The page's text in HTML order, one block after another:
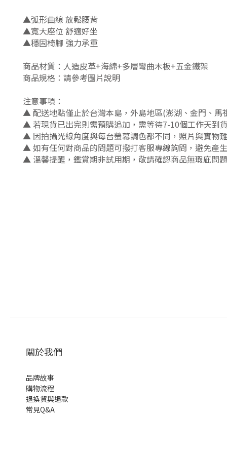
▲弧形曲線 放鬆腰背
▲寬大座位 舒適好坐
▲穩固椅腳 強力承重
商品材質：人造皮革+海綿+多層彎曲木板+五金鐵架
商品規格：請參考圖片說明
注意事項：
▲ 配送地點僅止於台灣本島，外島地區(澎湖、金門、
▲ 若現貨已出完則需預購追加，需等待7-10個工作天到
▲ 因拍攝光線角度與每台螢幕調色都不同，照片與實物
▲ 如有任何對商品的問題可撥打客服專線詢問，避免產
▲ 溫馨提醒，鑑賞期非試用期，敬請確認商品無瑕庛問
關於我們
品牌故事
購物流程
退換貨與退款
常見Q&A